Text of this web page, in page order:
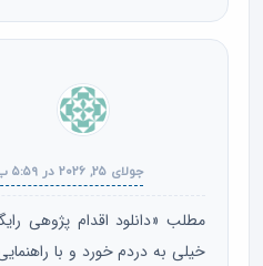
جولای ۲۵, ۲۰۲۶ در ۵:۵۹ ب.ظ
خیلی به دردم خورد و با